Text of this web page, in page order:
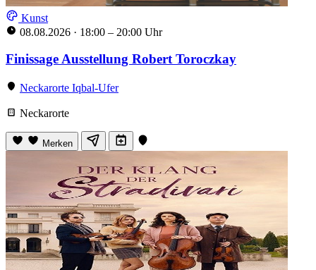
Kunst
08.08.2026 · 18:00 – 20:00 Uhr
Finissage Ausstellung Robert Toroczkay
Neckarorte Iqbal-Ufer
Neckarorte
Merken